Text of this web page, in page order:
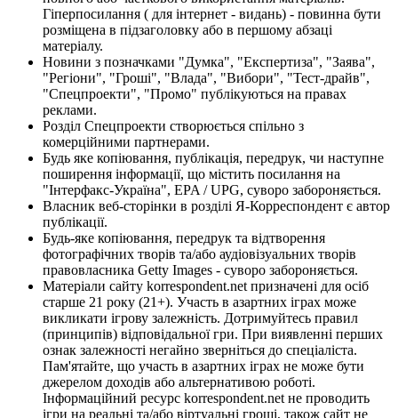
Гіперпосилання ( для інтернет - видань) - повинна бути
розміщена в підзаголовку або в першому абзаці
матеріалу.
Новини з позначками "Думка", "Експертиза", "Заява",
"Регіони", "Гроші", "Влада", "Вибори", "Тест-драйв",
"Спецпроекти", "Промо" публікуються на правах
реклами.
Розділ Спецпроекти створюється спільно з
комерційними партнерами.
Будь яке копіювання, публікація, передрук, чи наступне
поширення інформації, що містить посилання на
"Інтерфакс-Україна", EPA / UPG, суворо забороняється.
Власник веб-сторінки в розділі Я-Корреспондент є автор
публікації.
Будь-яке копіювання, передрук та відтворення
фотографічних творів та/або аудіовізуальних творів
правовласника Getty Images - суворо забороняється.
Матеріали сайту korrespondent.net призначені для осіб
старше 21 року (21+). Участь в азартних іграх може
викликати ігрову залежність. Дотримуйтесь правил
(принципів) відповідальної гри. При виявленні перших
ознак залежності негайно зверніться до спеціаліста.
Пам'ятайте, що участь в азартних іграх не може бути
джерелом доходів або альтернативою роботі.
Інформаційний ресурс korrespondent.net не проводить
ігри на реальні та/або віртуальні гроші, також сайт не